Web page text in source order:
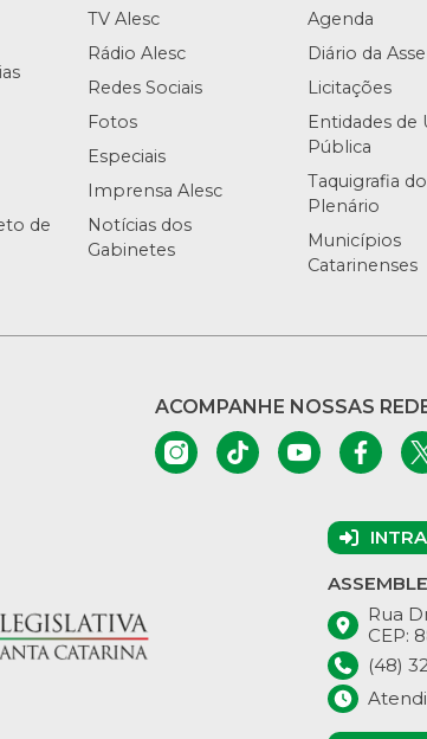
de
TV Alesc
Rádio Alesc
Redes Sociais
Fotos
Especiais
Imprensa Alesc
Notícias dos
Gabinetes
Agenda
Diário da
Licitações
Entidades de
Pública
Taquigrafia do
Plenário
Municípios
Catarinenses
ACOMPANHE NOSSAS
Rua
CEP:
(48)